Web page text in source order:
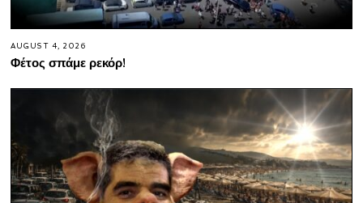
AUGUST 4, 2026
Φέτος σπάμε ρεκόρ!